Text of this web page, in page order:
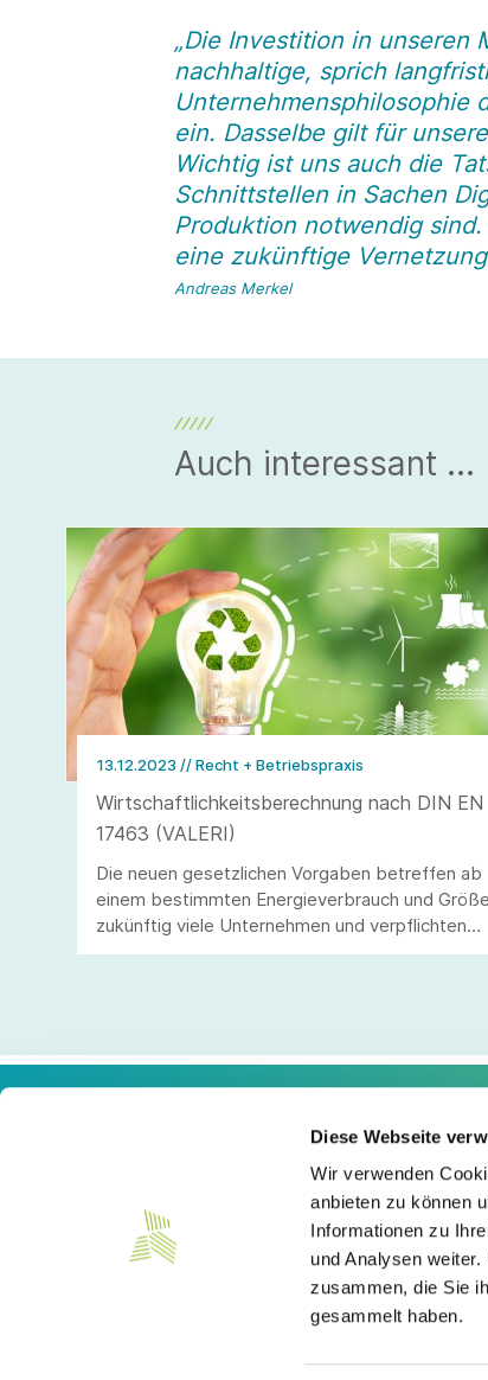
Diese Webseite
Wir verwenden
anbieten zu können
Informationen zu
und Analysen
zusammen, die Sie
gesammelt haben.
„Die Investition in unseren
nachhaltige, sprich
Unternehmensphilosophie
ein. Dasselbe gilt für
Wichtig ist uns auch die
Schnittstellen in Sachen
Produktion notwendig
eine zukünftige
Andreas Merkel
Auch interessant ...
13.12.2023 // Recht + Betriebspraxis
Wirtschaftlichkeitsberechnung nach DIN EN
17463 (VALERI)
Die neuen gesetzlichen Vorgaben betreffen ab
einem bestimmten Energieverbrauch und Größe
zukünftig viele Unternehmen und verpflichten
diese zur wirtschaftlichen Bewertung und ggf.
Südwesttextil e. V.
70191 Stuttgart
info@suedwesttextil.de